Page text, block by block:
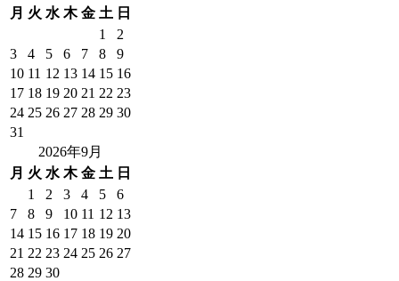
月 火 水 木 金 土 日
1
2
3
4 5 6 7 8
9
10 11 12 13 14 15 16
17 18 19 20 21 22 23
24 25 26 27 28 29 30
31
2026年9月
月 火 水 木 金 土 日
1
2 3 4 5
6
7
8 9 10 11 12 13
14 15 16 17 18 19 20
21 22 23 24 25 26 27
28 29 30